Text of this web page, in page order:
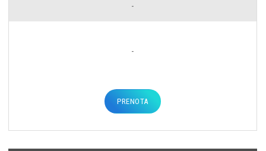
-
-
PRENOTA